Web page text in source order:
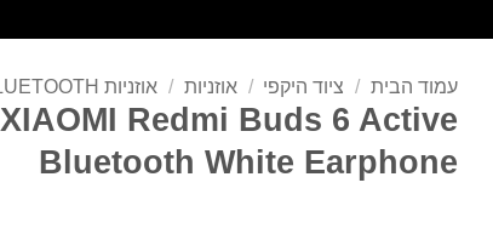
עמוד הבית / ציוד היקפי / אוזניות / אוזניות BLUETOOTH
XIAOMI Redmi Buds 6 Active
Bluetooth White Earphone